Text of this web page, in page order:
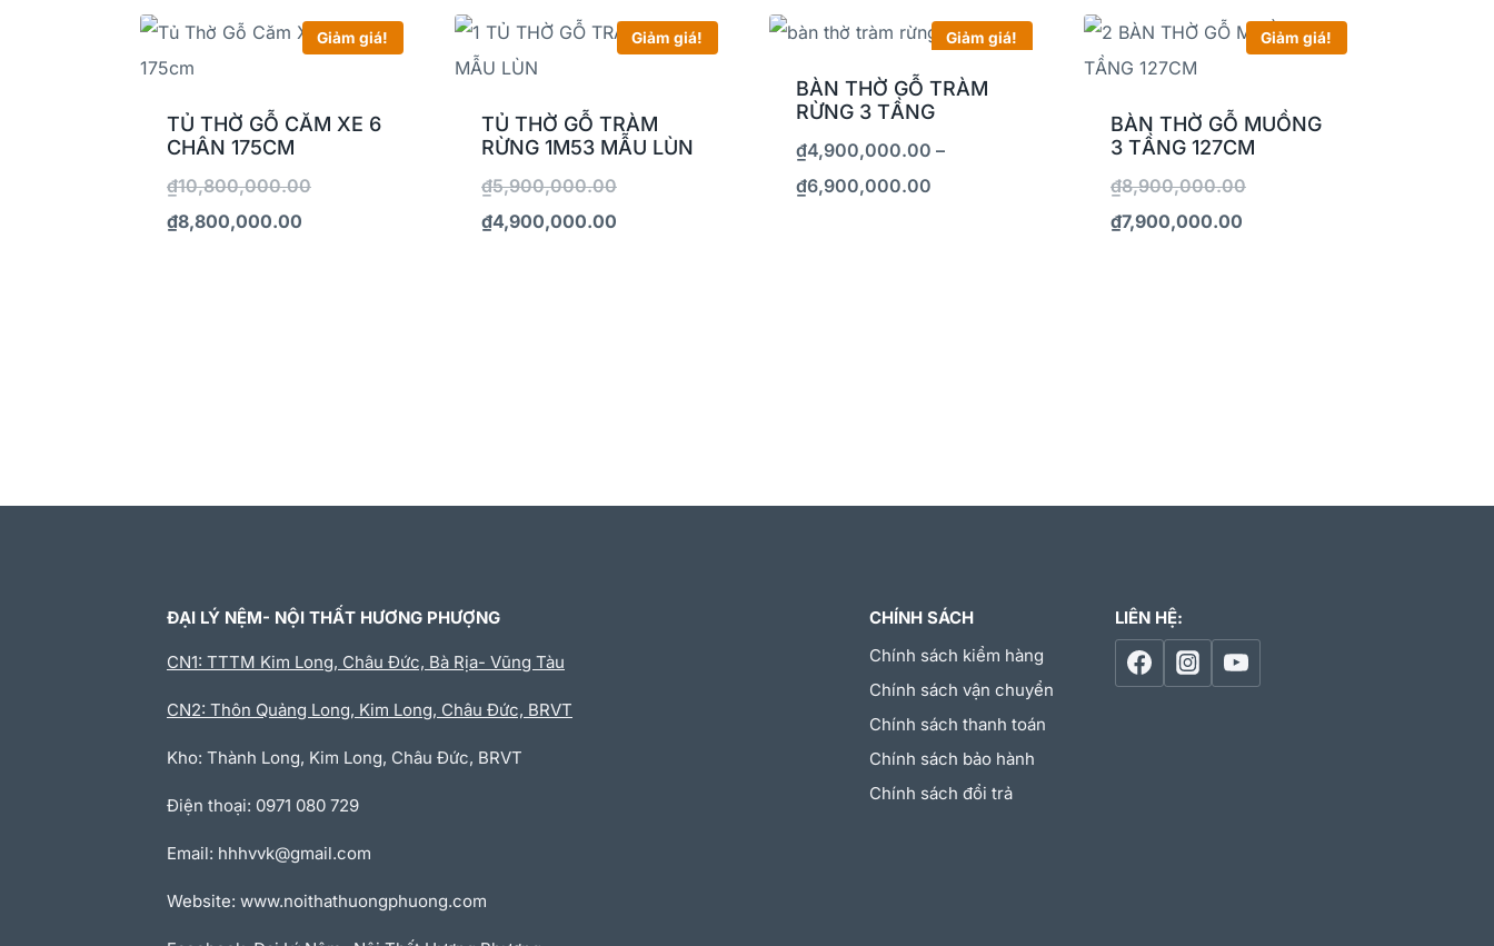
Giảm giá!
TỦ THỜ GỖ CĂM XE 6
CHÂN 175CM
₫10,800,000.00
₫8,800,000.00
Giảm giá!
TỦ THỜ GỖ TRÀM
RỪNG 1M53 MẪU LÙN
₫5,900,000.00
₫4,900,000.00
Giảm giá!
BÀN THỜ GỖ TRÀM
RỪNG 3 TẦNG
₫4,900,000.00 –
₫6,900,000.00
Giảm giá!
BÀN THỜ GỖ MUỒNG
3 TẦNG 127CM
₫8,900,000.00
₫7,900,000.00
ĐẠI LÝ NỆM- NỘI THẤT HƯƠNG PHƯỢNG
CN1: TTTM Kim Long, Châu Đức, Bà Rịa- Vũng Tàu
CN2: Thôn Quảng Long, Kim Long, Châu Đức, BRVT
Kho: Thành Long, Kim Long, Châu Đức, BRVT
Điện thoại: 0971 080 729
Email: hhhvvk@gmail.com
Website: www.noithathuongphuong.com
CHÍNH SÁCH
Chính sách kiểm hàng
Chính sách vận chuyển
Chính sách thanh toán
Chính sách bảo hành
Chính sách đổi trả
LIÊN HỆ: